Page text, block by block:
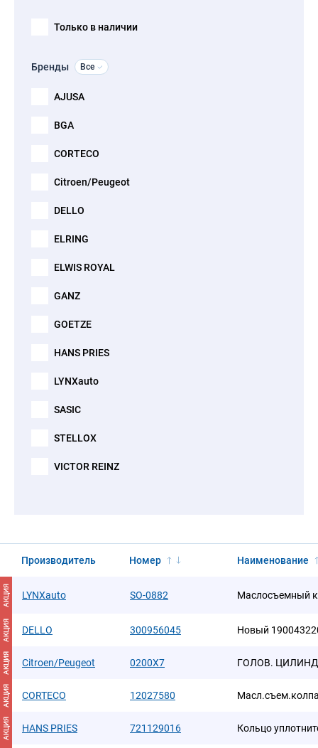
Только в наличии
Бренды Все
AJUSA
BGA
CORTECO
Citroen/Peugeot
DELLO
ELRING
ELWIS ROYAL
GANZ
GOETZE
HANS PRIES
LYNXauto
SASIC
STELLOX
VICTOR REINZ
Производитель Номер Наименование
АКЦИЯ LYNXauto SO-0882 Маслосъемный
АКЦИЯ DELLO 300956045 Новый
АКЦИЯ Citroen/Peugeot 0200X7 ГОЛОВ.
АКЦИЯ CORTECO 12027580
АКЦИЯ HANS PRIES 721129016 Кольцо